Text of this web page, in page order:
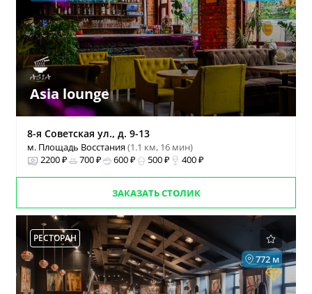
Asia lounge
8-я Советская ул., д. 9-13
м. Площадь Восстания(1.1 км, 16 мин)
2200 ₽
700 ₽ 600 ₽ 500 ₽ 400 ₽
ЗАКАЗАТЬ СТОЛИК
РЕСТОРАН
772 м